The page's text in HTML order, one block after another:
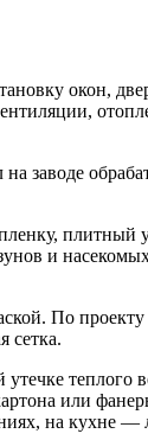
окон,
заводе
плитный
и
По
сетка.
или
на кухне